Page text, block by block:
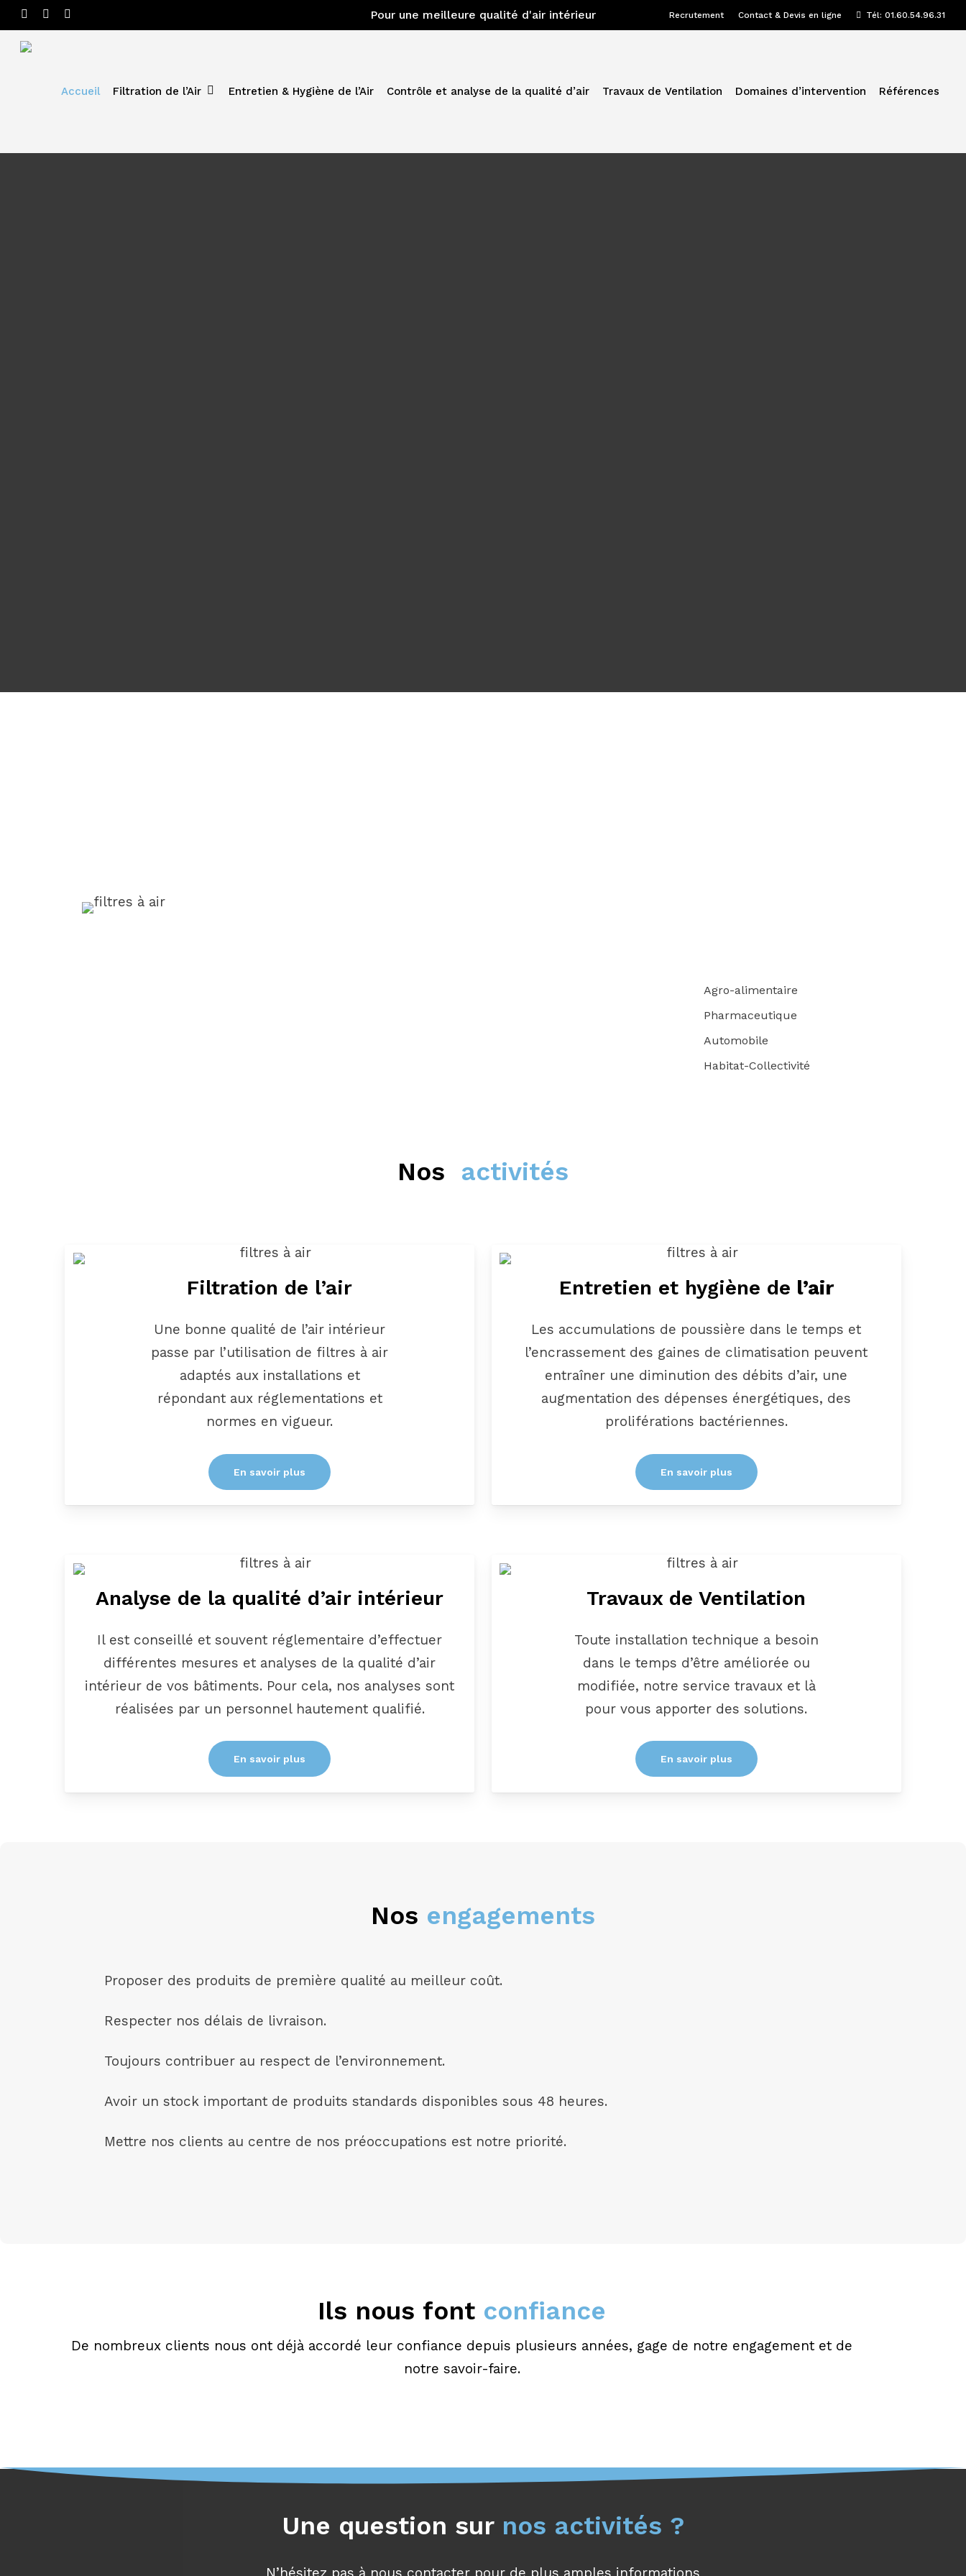
Skip
to
main
Pour une meilleure qualité d'air intérieur Recrutement Contact & Devis en ligne Tél: 01.60.54.96.31
Accueil Filtration de l’Air Entretien & Hygiène de l’Air Contrôle et analyse de la qualité d’air Travaux de Ventilation Domaines d’intervention Références
Agro-alimentaire
Pharmaceutique
Automobile
Habitat-Collectivité
Nos activités
Filtration de l’air
Une bonne qualité de l’air intérieur
passe par l’utilisation de filtres à air
adaptés aux installations et
répondant aux réglementations et
normes en vigueur.
En savoir plus
Entretien et hygiène de l’air
Les accumulations de poussière dans le temps et
l’encrassement des gaines de climatisation peuvent
entraîner une diminution des débits d’air, une
augmentation des dépenses énergétiques, des
proliférations bactériennes.
En savoir plus
Analyse de la qualité d’air intérieur
Il est conseillé et souvent réglementaire d’effectuer
différentes mesures et analyses de la qualité d’air
intérieur de vos bâtiments. Pour cela, nos analyses sont
réalisées par un personnel hautement qualifié.
En savoir plus
Travaux de Ventilation
Toute installation technique a besoin
dans le temps d’être améliorée ou
modifiée, notre service travaux et là
pour vous apporter des solutions.
En savoir plus
Nos engagements
Proposer des produits de première qualité au meilleur coût.
Respecter nos délais de livraison.
Toujours contribuer au respect de l’environnement.
Avoir un stock important de produits standards disponibles sous 48 heures.
Mettre nos clients au centre de nos préoccupations est notre priorité.
Ils nous font confiance
De nombreux clients nous ont déjà accordé leur confiance depuis plusieurs années, gage de notre engagement et de
notre savoir-faire.
Une question surnos activités ?